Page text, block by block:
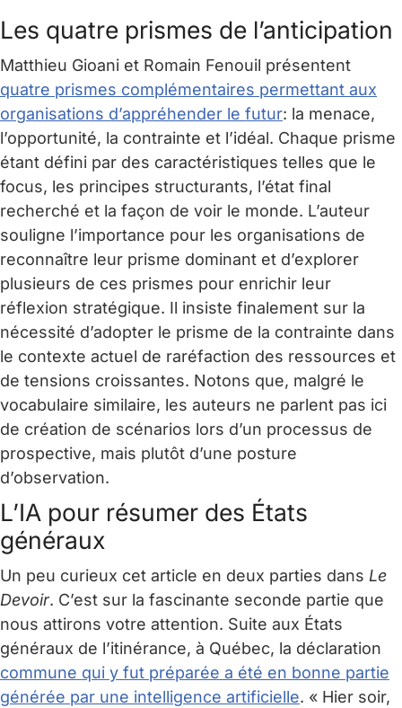
Les quatre prismes de l’anticipation
Matthieu Gioani et Romain Fenouil présentent
quatre prismes complémentaires permettant aux
organisations d’appréhender le futur: la menace,
l’opportunité, la contrainte et l’idéal. Chaque prisme
étant défini par des caractéristiques telles que le
focus, les principes structurants, l’état final
recherché et la façon de voir le monde. L’auteur
souligne l’importance pour les organisations de
reconnaître leur prisme dominant et d’explorer
plusieurs de ces prismes pour enrichir leur
réflexion stratégique. Il insiste finalement sur la
nécessité d’adopter le prisme de la contrainte dans
le contexte actuel de raréfaction des ressources et
de tensions croissantes. Notons que, malgré le
vocabulaire similaire, les auteurs ne parlent pas ici
de création de scénarios lors d’un processus de
prospective, mais plutôt d’une posture
d’observation.
L’IA pour résumer des États
généraux
Un peu curieux cet article en deux parties dans Le
Devoir. C’est sur la fascinante seconde partie que
nous attirons votre attention. Suite aux États
généraux de l’itinérance, à Québec, la déclaration
commune qui y fut préparée a été en bonne partie
générée par une intelligence artificielle. « Hier soir,